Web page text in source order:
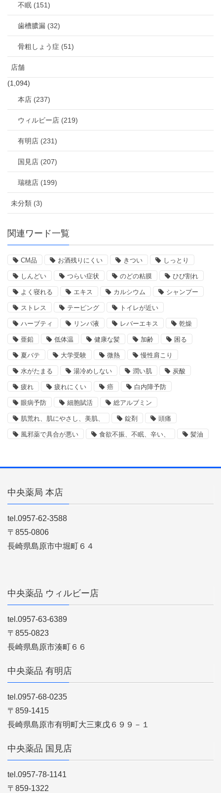
不眠 (151)
歯槽膿漏 (32)
骨粗しょう症 (51)
店舗
(1,094)
本店 (237)
ウィルビー店 (219)
有明店 (231)
国見店 (207)
瑞穂店 (199)
未分類 (3)
関連ワード一覧
CM品 お酒残りにくい きつい しっとり
しんどい つらい症状 のどの粘膜 ひび割れ
よく寝れる エキス カルシウム シャンプー
ストレス テーピング トイレが近い
ハーブティ リンパ液 レバーエキス 乾燥
亜鉛 低体温 健康な髪 加齢 困る
夏バテ 大学受験 微熱 慢性肩こり
水がたまる 湯冷めしない 潤い肌 炭酸
疲れ 疲れにくい 癌 白内障予防
眼病予防 細胞賦活 総アルブミン
肌荒れ、肌にやさし、美肌、 錠剤 頭痛
風邪薬で具合が悪い 食欲不振、不眠、辛い、 髪油
中央薬局 本店
tel.0957-62-3588
〒855-0806
長崎県島原市中堀町６４
中央薬品 ウィルビー店
tel.0957-63-6389
〒855-0823
長崎県島原市湊町６６
中央薬品 有明店
tel.0957-68-0235
〒859-1415
長崎県島原市有明町大三東戊６９９－１
中央薬品 国見店
tel.0957-78-1141
〒859-1322